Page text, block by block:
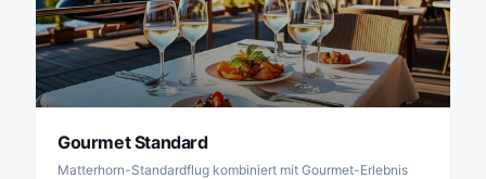
Gourmet Standard
Matterhorn-Standardflug kombiniert mit Gourmet-Erlebnis